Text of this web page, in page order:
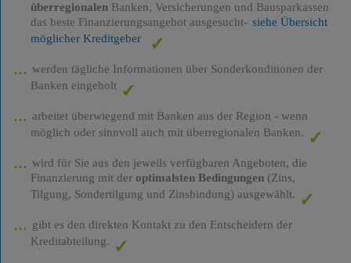
überregionalenBanken, Versicherungen und Bausparkassen
das beste Finanzierungsangebot ausgesucht- siehe Übersicht
möglicher Kreditgeber
werden tägliche Informationen über Sonderkonditionen der
Banken eingeholt
arbeitet überwiegend mit Banken aus der Region - wenn
möglich oder sinnvoll auch mit überregionalen Banken.
wird für Sie aus den jeweils verfügbaren Angeboten, die
Finanzierung mit der optimalsten Bedingungen(Zins,
Tilgung, Sondertilgung und Zinsbindung) ausgewählt.
gibt es den direkten Kontakt zu den Entscheidern der
Kreditabteilung.